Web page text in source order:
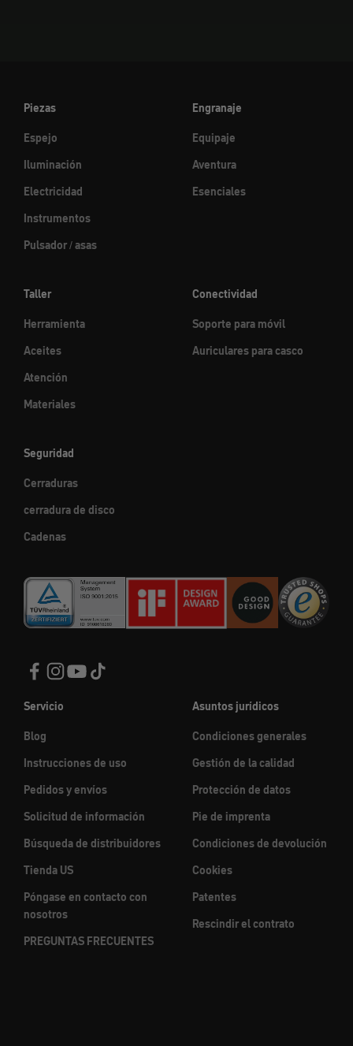
Piezas
Espejo
Iluminación
Electricidad
Instrumentos
Pulsador / asas
Engranaje
Equipaje
Aventura
Esenciales
Taller
Herramienta
Aceites
Atención
Materiales
Conectividad
Soporte para móvil
Auriculares para casco
Seguridad
Cerraduras
cerradura de disco
Cadenas
Servicio
Blog
Instrucciones de uso
Pedidos y envíos
Solicitud de información
Búsqueda de distribuidores
Tienda US
Póngase en contacto con
nosotros
PREGUNTAS FRECUENTES
Asuntos jurídicos
Condiciones generales
Gestión de la calidad
Protección de datos
Pie de imprenta
Condiciones de devolución
Cookies
Patentes
Rescindir el contrato